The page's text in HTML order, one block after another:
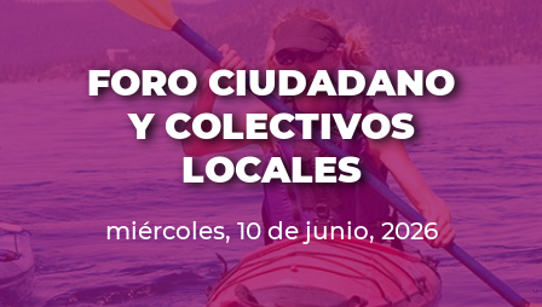
FORO CIUDADANO
Y COLECTIVOS
LOCALES
miércoles, 10 de junio, 2026